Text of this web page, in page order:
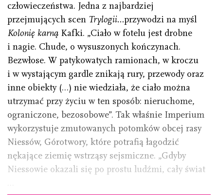
człowieczeństwa. Jedna z najbardziej
przejmujących scen Trylogii…przywodzi na myśl
Kolonię karną Kafki. „Ciało w fotelu jest drobne
i nagie. Chude, o wysuszonych kończynach.
Bezwłose. W patykowatych ramionach, w kroczu
i w wystającym gardle znikają rury, przewody oraz
inne obiekty (…) nie wiedziała, że ciało można
utrzymać przy życiu w ten sposób: nieruchome,
ograniczone, bezosobowe”. Tak właśnie Imperium
wykorzystuje zmutowanych potomków obcej rasy
Niessów, Górotwory, które potrafią łagodzić
nękające ziemię wstrząsy sejsmiczne. „Gdyby
Niessowie okazali się po prostu ludźmi, cały świat